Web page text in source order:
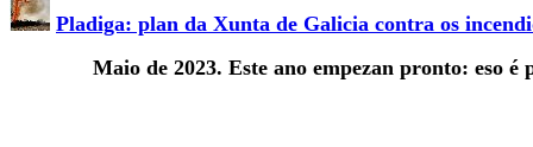
Pladiga: plan da Xunta de Galicia contra os
Maio de 2023. Este ano empezan pronto: eso é